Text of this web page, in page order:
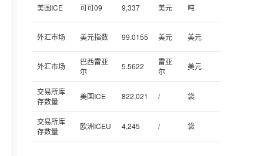
美国ICE 可可09 9,337 美元 吨
外汇市场 美元指数 99.0155 美元 美元
外汇市场
巴西雷亚
尔
5.5622
雷亚
尔
美元
交易所库
存数量
美国ICE 822,021 / 袋
交易所库
存数量
欧洲ICEU 4,245 / 袋